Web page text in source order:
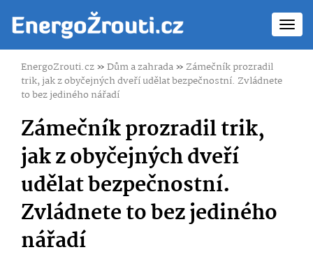
EnergoZrouti.cz»Dům a zahrada»Zámečník prozradil
trik, jak z obyčejných dveří udělat bezpečnostní. Zvládnete
to bez jediného nářadí
Zámečník prozradil trik,
jak z obyčejných dveří
udělat bezpečnostní.
Zvládnete to bez jediného
nářadí